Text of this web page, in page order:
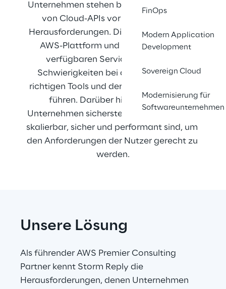
FinOps
Modern Application
Development
Sovereign Cloud
Modernisierung für
Softwareunternehmen
Unternehmen stehen bei der Entwicklung
von Cloud-APIs vor verschiedenen
Herausforderungen. Die Komplexität der
AWS-Plattform und die Vielzahl der
verfügbaren Services können zu
Schwierigkeiten bei der Auswahl der
richtigen Tools und der Implementierung
führen. Darüber hinaus müssen
Unternehmen sicherstellen, dass ihre APIs
skalierbar, sicher und performant sind, um
den Anforderungen der Nutzer gerecht zu
werden.
Unsere Lösung
Als führender AWS Premier Consulting
Partner kennt Storm Reply die
Herausforderungen, denen Unternehmen